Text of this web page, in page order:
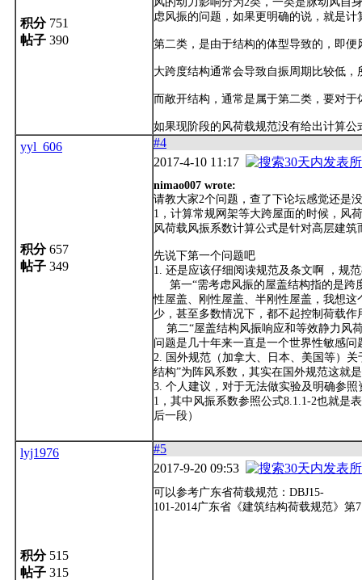
积分751
帖子 390
虑风振的问题，如果更明确的说，就是
第二类，是由于结构的体型导致的，即
大跨度结构通常会导致自振周期比较低
而敞开结构，通常是属于第二类，要对
如果现阶段的风荷载规范没有给出计算
yyl_606
积分657
帖子 349
#4
2017-4-10 11:17
nimao007 wrote:
请教大家2个问题，查了下论坛感觉还是
1，计算常规网架等大跨屋面的时候，风
风荷载风振系数计算公式是针对高层建
先说下第一个问题吧
1. 还是应该仔细阅读规范及条文啊 ，规
第一“需考虑风振的屋盖结构指的是跨
性屋盖、刚性屋盖、半刚性屋盖，我想
少，甚至多数情况下，都不起控制荷载作
第二“屋盖结构风振响应和等效静力风
问题是几十年来一直是一个世界性敏感
2. 国外规范（加拿大、日本、美国等）
结构”为阵风系数，其实在国外规范这就
3. 个人建议，对于无法做实验及明确参
1，其中风振系数参照公式8.1.1-2也就是
后一段）
lyj1976
积分515
帖子 315
#5
2017-9-20 09:53
可以参考广东省荷载规范：DBJ15-
101-2014广东省《建筑结构荷载规范》第